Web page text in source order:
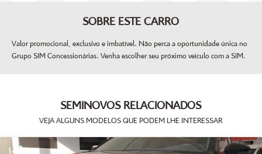
SOBRE ESTE CARRO
Valor promocional, exclusivo e imbatível. Não perca a oportunidade única no
Grupo SIM Concessionárias. Venha escolher seu próximo veículo com a SIM.
SEMINOVOS RELACIONADOS
VEJA ALGUNS MODELOS QUE PODEM LHE INTERESSAR